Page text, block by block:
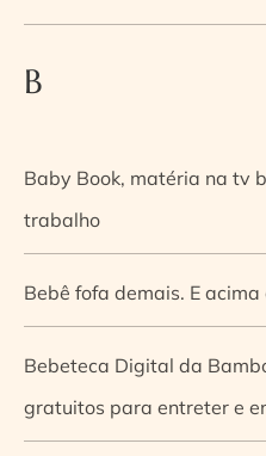
B
Baby Book, matéria na tv
trabalho
Bebê fofa demais. E
Bebeteca Digital da
gratuitos para entreter e